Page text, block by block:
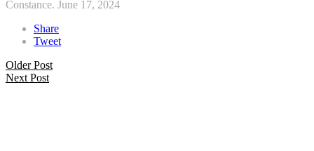
Constance. June 17, 2024
Share
Tweet
Older Post
Next Post